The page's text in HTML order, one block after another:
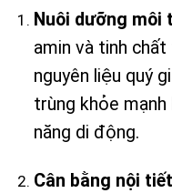
Nuôi dưỡng
amin và tinh
nguyên liệu quý
trùng khỏe
năng di động.
Cân bằng nội